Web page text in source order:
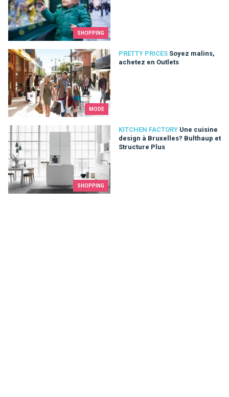
SHOPPING
MODE
PRETTY PRICES Soyez malins,
achetez en Outlets
Soyez malins, achetez en Outlets
SHOPPING
KITCHEN FACTORY Une cuisine
design à Bruxelles? Bulthaup et
Structure Plus
Une cuisine design à Bruxelles? Bulthaup et Structure Plus